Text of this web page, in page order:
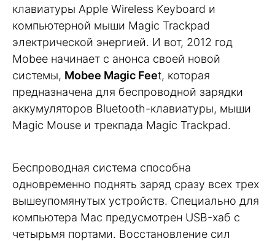
клавиатуры Apple Wireless Keyboard и
компьютерной мыши Magic Trackpad
электрической энергией. И вот, 2012 год
Mobee начинает с анонса своей новой
системы, Mobee Magic Feet, которая
предназначена для беспроводной зарядки
аккумуляторов Bluetooth-клавиатуры, мыши
Magic Mouse и трекпада Magic Trackpad.
Беспроводная система способна
одновременно поднять заряд сразу всех трех
вышеупомянутых устройств. Специально для
компьютера Mac предусмотрен USB-хаб с
четырьмя портами. Восстановление сил